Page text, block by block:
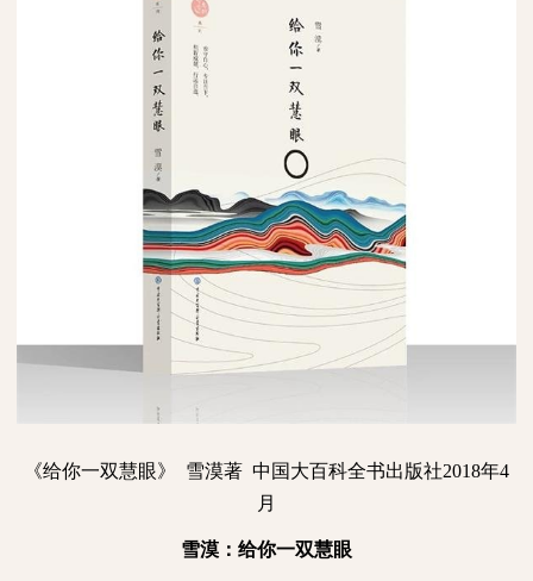
《给你一双慧眼》 雪漠著 中国大百科全书出版社2018年4
月
雪漠：给你一双慧眼